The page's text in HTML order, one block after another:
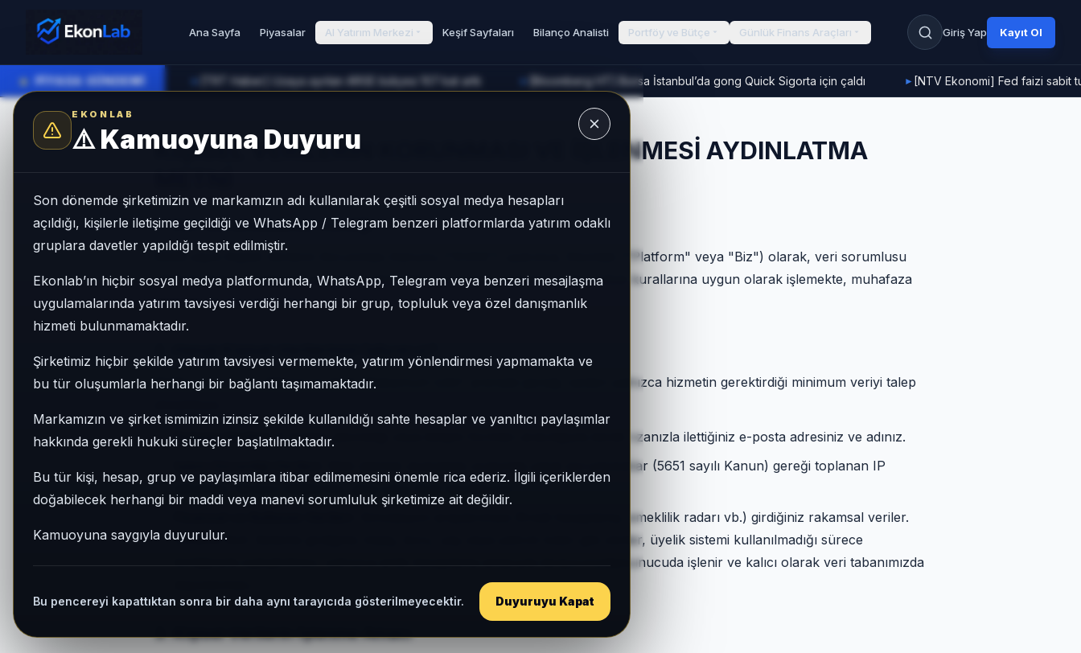
Ana Sayfa Piyasalar AI Yatırım Merkezi Keşif Sayfaları Bilanço Analisti Portföy ve Bütçe Günlük Finans Araçları Giriş Yap Kayıt Ol
EKONLAB
⚠️Kamuoyuna Duyuru
Son dönemde şirketimizin ve markamızın adı kullanılarak çeşitli sosyal medya hesapları
açıldığı, kişilerle iletişime geçildiği ve WhatsApp / Telegram benzeri platformlarda yatırım odaklı
gruplara davetler yapıldığı tespit edilmiştir.
Ekonlab’ın hiçbir sosyal medya platformunda, WhatsApp, Telegram veya benzeri mesajlaşma
uygulamalarında yatırım tavsiyesi verdiği herhangi bir grup, topluluk veya özel danışmanlık
hizmeti bulunmamaktadır.
Şirketimiz hiçbir şekilde yatırım tavsiyesi vermemekte, yatırım yönlendirmesi yapmamakta ve
bu tür oluşumlarla herhangi bir bağlantı taşımamaktadır.
Markamızın ve şirket ismimizin izinsiz şekilde kullanıldığı sahte hesaplar ve yanıltıcı paylaşımlar
hakkında gerekli hukuki süreçler başlatılmaktadır.
Bu tür kişi, hesap, grup ve paylaşımlara itibar edilmemesini önemle rica ederiz. İlgili içeriklerden
doğabilecek herhangi bir maddi veya manevi sorumluluk şirketimize ait değildir.
Kamuoyuna saygıyla duyurulur.
Bu pencereyi kapattıktan sonra bir daha aynı tarayıcıda gösterilmeyecektir. Duyuruyu Kapat
● PİYASA GÜNDEMİ [TRT Haber] Uzaya ayrılan ARGE bütçesi 107 kat arttı [Bloomberg HT] Borsa İstanbul’da gong Quick Sigorta için çaldı ► [NTV Ekonomi] Fed faizi sabit
KİŞİSEL VERİLERİN KORUNMASI VE İŞLENMESİ AYDINLATMA
METNİ
1. Veri Sorumlusunun Kimliği
6698 sayılı Kişisel Verilerin Korunması Kanunu ("KVKK") uyarınca, Ekonlab ("Platform" veya "Biz") olarak, veri sorumlusu
sıfatıyla kişisel verilerinizi aşağıda açıklandığı çerçevede, hukuka ve dürüstlük kurallarına uygun olarak işlemekte, muhafaza
etmekte ve korumaktayız.
Platformumuzun "Minimum Girdi, Maksimum Çıktı" prensibi gereği, sizden yalnızca hizmetin gerektirdiği minimum veriyi talep
İletişim Verileri:E-bülten aboneliği veya iletişim formları aracılığıyla kendi rızanızla ilettiğiniz e-posta adresiniz ve adınız.
Web sitemizi ziyaretiniz sırasında yasal zorunluluklar (5651 sayılı Kanun) gereği toplanan IP
adresiniz, tarayıcı bilgileriniz, giriş-çıkış (log) kayıtlarınız.
Simülasyon araçlarımıza (Kredi hesaplama, emeklilik radarı vb.) girdiğiniz rakamsal veriler.
(Önemli Not: Sisteme girdiğiniz maaş, borç, yaş veya yatırım tutarı gibi veriler, üyelik sistemi kullanılmadığı sürece
kimliğinizle eşleştirilmez, yalnızca anlık hesaplama amacıyla tarayıcınızda/sunucuda işlenir ve kalıcı olarak veri tabanımızda
3. Kişisel Verilerin İşlenme Amacı